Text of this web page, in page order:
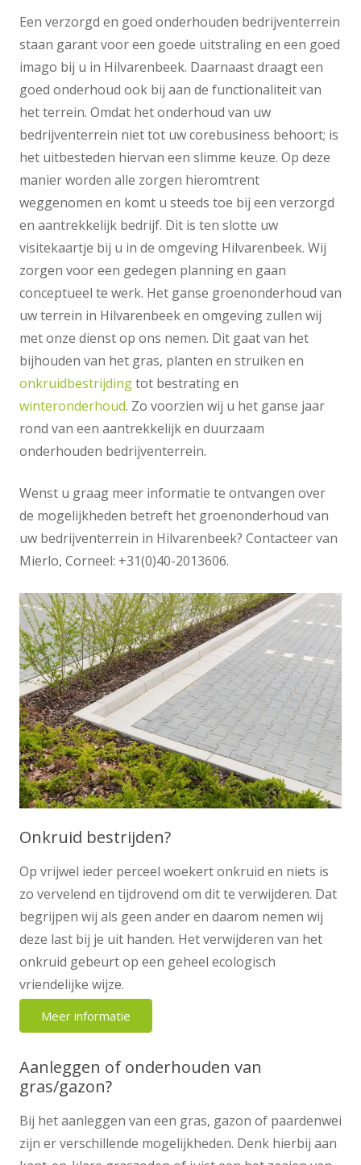
Een verzorgd en goed onderhouden bedrijventerrein
staan garant voor een goede uitstraling en een goed
imago bij u in Hilvarenbeek. Daarnaast draagt een
goed onderhoud ook bij aan de functionaliteit van
het terrein. Omdat het onderhoud van uw
bedrijventerrein niet tot uw corebusiness behoort; is
het uitbesteden hiervan een slimme keuze. Op deze
manier worden alle zorgen hieromtrent
weggenomen en komt u steeds toe bij een verzorgd
en aantrekkelijk bedrijf. Dit is ten slotte uw
visitekaartje bij u in de omgeving Hilvarenbeek. Wij
zorgen voor een gedegen planning en gaan
conceptueel te werk. Het ganse groenonderhoud van
uw terrein in Hilvarenbeek en omgeving zullen wij
met onze dienst op ons nemen. Dit gaat van het
bijhouden van het gras, planten en struiken en
onkruidbestrijdingtot bestrating en
winteronderhoud. Zo voorzien wij u het ganse jaar
rond van een aantrekkelijk en duurzaam
onderhouden bedrijventerrein.
Wenst u graag meer informatie te ontvangen over
de mogelijkheden betreft het groenonderhoud van
uw bedrijventerrein in Hilvarenbeek? Contacteer van
Mierlo, Corneel: +31(0)40-2013606.
Onkruid bestrijden?
Op vrijwel ieder perceel woekert onkruid en niets is
zo vervelend en tijdrovend om dit te verwijderen. Dat
begrijpen wij als geen ander en daarom nemen wij
deze last bij je uit handen. Het verwijderen van het
onkruid gebeurt op een geheel ecologisch
vriendelijke wijze.
Meer informatie
Aanleggen of onderhouden van
gras/gazon?
Bij het aanleggen van een gras, gazon of paardenwei
zijn er verschillende mogelijkheden. Denk hierbij aan